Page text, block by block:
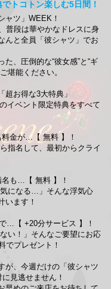
トコトン楽しむ5日間！
ャツ」WEEK！
普段は華やかなドレスに身
んと全員「彼シャツ」でお
、圧倒的な“彼女感”と“ギ
堪能ください。
超お得な3大特典」
イベント限定特典をすべて
料金が…【 無料 】！
指名して、最初からクライ
名も…【 無料 】！
になる…」そんな浮気心
います！
…【 +20分サービス 】！
い！」そんなご要望にお応
でプレゼント！
が、今週だけの「彼シャツ
見逃せません！